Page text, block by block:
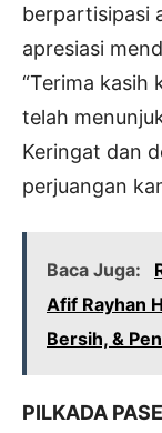
berpartisipasi
apresiasi
“Terima kasih
telah
Keringat dan
perjuangan
Baca Juga:
Afif Rayhan
Bersih, &
PILKADA